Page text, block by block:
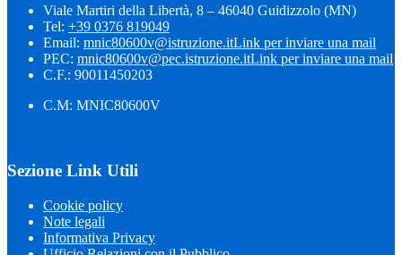
Viale Martiri della Libertà, 8 – 46040 Guidizzolo (MN)
Tel: +39 0376 819049
Email: mnic80600v@istruzione.itLink per inviare una mail
PEC: mnic80600v@pec.istruzione.itLink per inviare una mail
C.F.: 90011450203
C.M: MNIC80600V
Sezione Link Utili
Cookie policy
Note legali
Informativa Privacy